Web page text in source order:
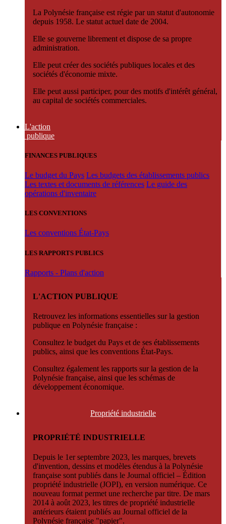
La Polynésie française est régie par un statut d'autonomie
depuis 1958. Le statut actuel date de 2004.
Elle se gouverne librement et dispose de sa propre
administration.
Elle peut créer des sociétés publiques locales et des
sociétés d'économie mixte.
Elle peut aussi participer, pour des motifs d'intérêt général,
au capital de sociétés commerciales.
L'action
publique
FINANCES PUBLIQUES
Le budget du Pays Les budgets des établissements publics
Les textes et documents de références Le guide des
opérations d'inventaire
LES CONVENTIONS
Les conventions État-Pays
LES RAPPORTS PUBLICS
Rapports - Plans d'action
L'ACTION PUBLIQUE
Retrouvez les informations essentielles sur la gestion
publique en Polynésie française :
Consultez le budget du Pays et de ses établissements
publics, ainsi que les conventions État-Pays.
Consultez également les rapports sur la gestion de la
Polynésie française, ainsi que les schémas de
développement économique.
Propriété industrielle
PROPRIÉTÉ INDUSTRIELLE
Depuis le 1er septembre 2023, les marques, brevets
d'invention, dessins et modèles étendus à la Polynésie
française sont publiés dans le Journal officiel – Édition
propriété industrielle (JOPI), en version numérique. Ce
nouveau format permet une recherche par titre. De mars
2014 à août 2023, les titres de propriété industrielle
antérieurs étaient publiés au Journal officiel de la
Polynésie française "papier".